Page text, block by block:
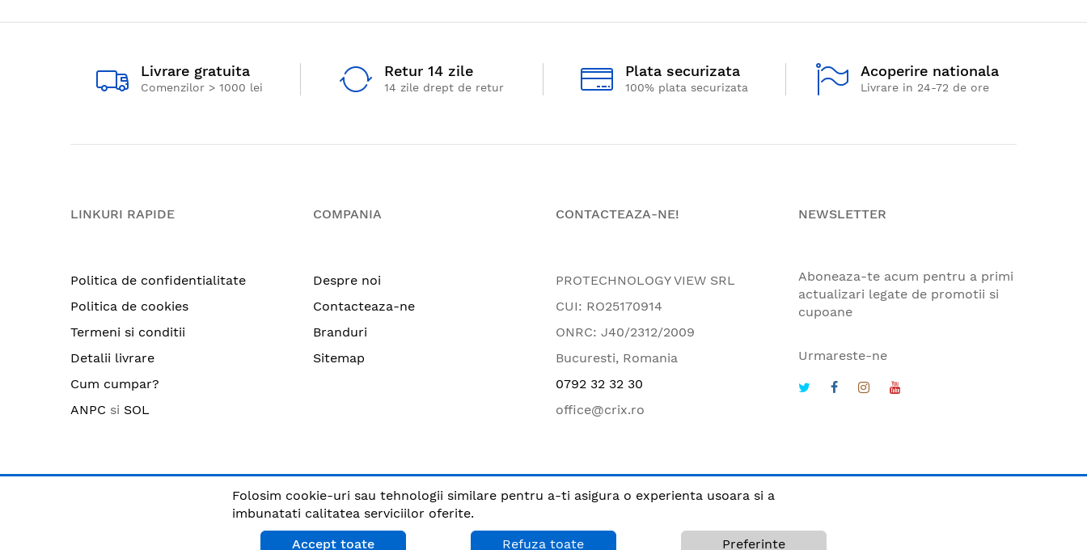
Livrare gratuita
Comenzilor > 1000 lei
Retur 14 zile
14 zile drept de retur
Plata securizata
100% plata securizata
Acoperire nationala
Livrare in 24-72 de ore
LINKURI RAPIDE
Politica de confidentialitate
Politica de cookies
Termeni si conditii
Detalii livrare
Cum cumpar?
ANPC si SOL
COMPANIA
Despre noi
Contacteaza-ne
Branduri
Sitemap
CONTACTEAZA-NE!
PROTECHNOLOGY VIEW SRL
CUI: RO25170914
ONRC: J40/2312/2009
Bucuresti, Romania
0792 32 32 30
office@crix.ro
NEWSLETTER
Aboneaza-te acum pentru a primi
actualizari legate de promotii si
cupoane
Urmareste-ne
© CRIX.ro / RO25170914 / Toate drepturile rezervate.Folosim cookie-uri sau tehnologii similare pentru a-ti asigura o experienta usoara si a
imbunatati calitatea serviciilor oferite.
Accept toate
Refuza toate Preferinte